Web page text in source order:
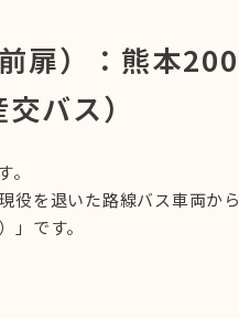
扉）：熊本200
バス）
役を退いた路線バス車両から
」です。